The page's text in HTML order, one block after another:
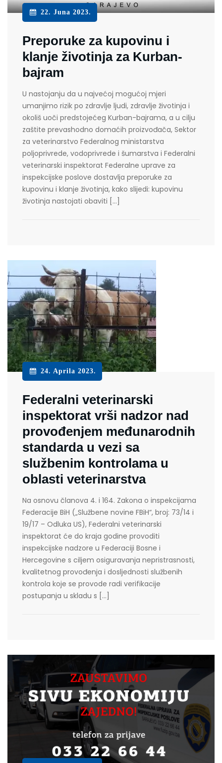
22. Juna 2023.
Preporuke za kupovinu i
klanje životinja za Kurban-
bajram
U nastojanju da u najvećoj mogućoj mjeri
umanjimo rizik po zdravlje ljudi, zdravlje životinja i
okoliš uoči predstojećeg Kurban-bajrama, a u cilju
zaštite prevashodno domaćih proizvođača, Sektor
za veterinarstvo Federalnog ministarstva
poljoprivrede, vodoprivrede i šumarstva i Federalni
veterinarski inspektorat Federalne uprave za
inspekcijske poslove dostavlja preporuke za
kupovinu i klanje životinja, kako slijedi: kupovinu
životinja nastojati obaviti […]
24. Aprila 2023.
Federalni veterinarski
inspektorat vrši nadzor nad
provođenjem međunarodnih
standarda u vezi sa
službenim kontrolama u
oblasti veterinarstva
Na osnovu članova 4. i 164. Zakona o inspekcijama
Federacije BiH („Službene novine FBiH“, broj: 73/14 i
19/17 – Odluka US), Federalni veterinarski
inspektorat će do kraja godine provoditi
inspekcijske nadzore u Federaciji Bosne i
Hercegovine s ciljem osiguravanja nepristrasnosti,
kvalitetnog provođenja i dosljednosti službenih
kontrola koje se provode radi verifikacije
postupanja u skladu s […]